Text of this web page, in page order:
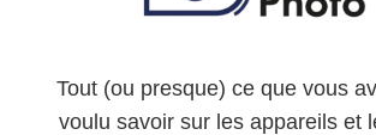
Tout (ou presque) ce que vous
voulu savoir sur les appareils et